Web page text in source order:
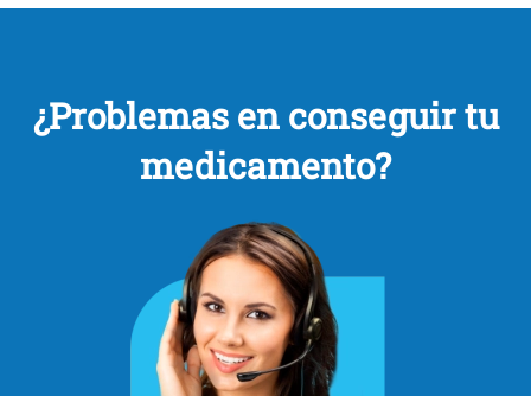
¿Problemas en conseguir tu
medicamento?